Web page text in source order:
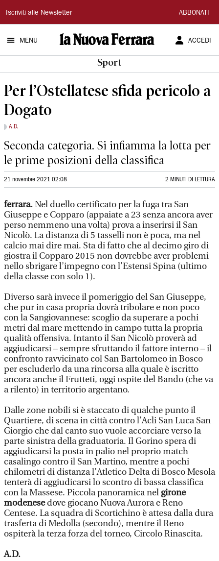
La
Nuova
Ferrara
Iscriviti alle Newsletter ABBONATI
MENU ACCEDI
Sport
Per l’Ostellatese sfida pericolo a
Dogato
A.D.
Seconda categoria. Si infiamma la lotta per
le prime posizioni della classifica
21 novembre 2021 02:08 2 MINUTI DI LETTURA
ferrara.Nel duello certificato per la fuga tra San
Giuseppe e Copparo (appaiate a 23 senza ancora aver
perso nemmeno una volta) prova a inserirsi il San
Nicolò. La distanza di 5 tasselli non è poca, ma nel
calcio mai dire mai. Sta di fatto che al decimo giro di
giostra il Copparo 2015 non dovrebbe aver problemi
nello sbrigare l’impegno con l’Estensi Spina (ultimo
della classe con solo 1).
Diverso sarà invece il pomeriggio del San Giuseppe,
che pur in casa propria dovrà tribolare e non poco
con la Sangiovannese: scoglio da superare a pochi
metri dal mare mettendo in campo tutta la propria
qualità offensiva. Intanto il San Nicolò proverà ad
aggiudicarsi – sempre sfruttando il fattore interno – il
confronto ravvicinato col San Bartolomeo in Bosco
per escluderlo da una rincorsa alla quale è iscritto
ancora anche il Frutteti, oggi ospite del Bando (che va
a rilento) in territorio argentano.
Dalle zone nobili si è staccato di qualche punto il
Quartiere, di scena in città contro l’Acli San Luca San
Giorgio che dal canto suo vuole accorciare verso la
parte sinistra della graduatoria. Il Gorino spera di
aggiudicarsi la posta in palio nel proprio match
casalingo contro il San Martino, mentre a pochi
chilometri di distanza l’Atletico Delta di Bosco Mesola
tenterà di aggiudicarsi lo scontro di bassa classifica
con la Massese. Piccola panoramica nel girone
modenesedove giocano Nuova Aurora e Reno
Centese. La squadra di Scortichino è attesa dalla dura
trasferta di Medolla (secondo), mentre il Reno
ospiterà la terza forza del torneo, Circolo Rinascita.
A.D.